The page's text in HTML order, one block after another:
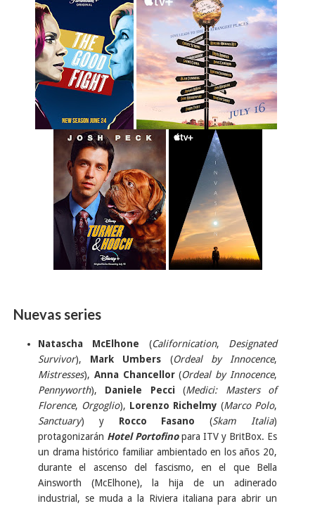
Nuevas series
Natascha McElhone (Californication, Designated
Survivor), Mark Umbers (Ordeal by Innocence,
Mistresses), Anna Chancellor(Ordeal by Innocence,
Pennyworth), Daniele Pecci(Medici: Masters of
Florence, Orgoglio), Lorenzo Richelmy (Marco Polo,
Sanctuary) y Rocco Fasano (Skam Italia)
protagonizarán Hotel Portofinopara ITV y BritBox. Es
un drama histórico familiar ambientado en los años 20,
durante el ascenso del fascismo, en el que Bella
Ainsworth (McElhone), la hija de un adinerado
industrial, se muda a la Riviera italiana para abrir un